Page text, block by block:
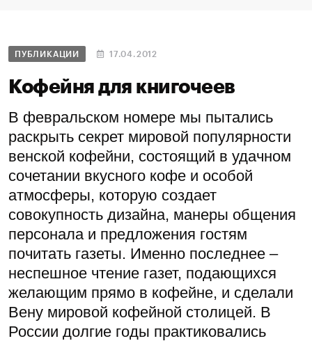
ПУБЛИКАЦИИ 17.04.2012
Кофейня для книгочеев
В февральском номере мы пытались
раскрыть секрет мировой популярности
венской кофейни, состоящий в удачном
сочетании вкусного кофе и особой
атмосферы, которую создает
совокупность дизайна, манеры общения
персонала и предложения гостям
почитать газеты. Именно последнее –
неспешное чтение газет, подающихся
желающим прямо в кофейне, и сделали
Вену мировой кофейной столицей. В
России долгие годы практиковались